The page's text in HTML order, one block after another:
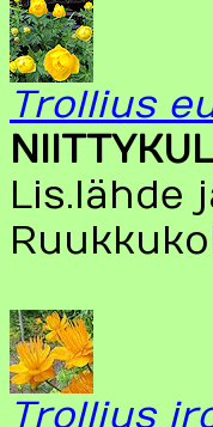
Trollius
Lis.lähde
Trollius